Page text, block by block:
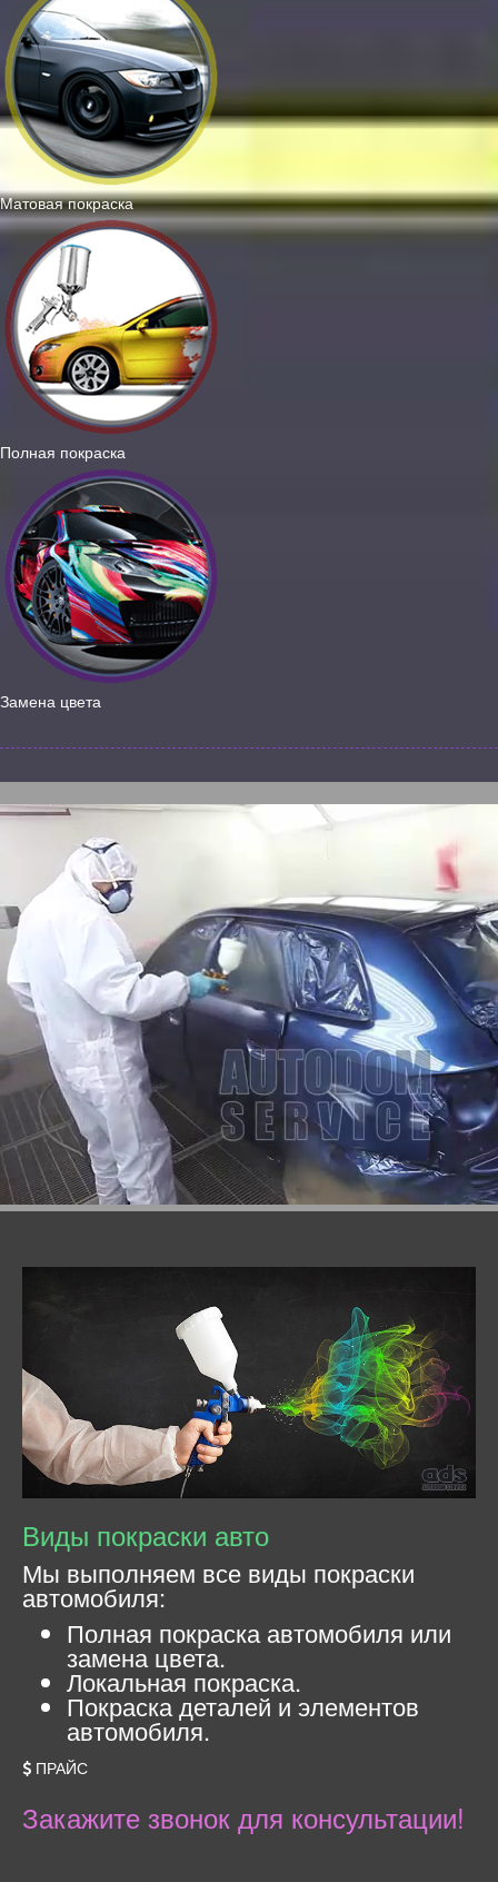
Матовая покраска
Полная покраска
Замена цвета
Виды покраски авто
Мы выполняем все виды покраски
автомобиля:
Полная покраска автомобиля или
замена цвета.
Локальная покраска.
Покраска деталей и элементов
автомобиля.
ПРАЙС
Закажите звонок для консультации!